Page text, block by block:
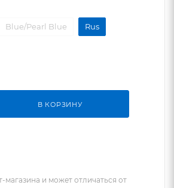
Blue/Pearl Blue Rus
В КОРЗИНУ
магазина и может отличаться от